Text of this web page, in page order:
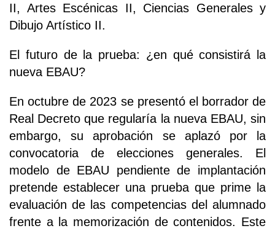
II, Artes Escénicas II, Ciencias Generales y
Dibujo Artístico II.
El futuro de la prueba: ¿en qué consistirá la
nueva EBAU?
En octubre de 2023 se presentó el borrador de
Real Decreto que regularía la nueva EBAU, sin
embargo, su aprobación se aplazó por la
convocatoria de elecciones generales. El
modelo de EBAU pendiente de implantación
pretende establecer una prueba que prime la
evaluación de las competencias del alumnado
frente a la memorización de contenidos. Este